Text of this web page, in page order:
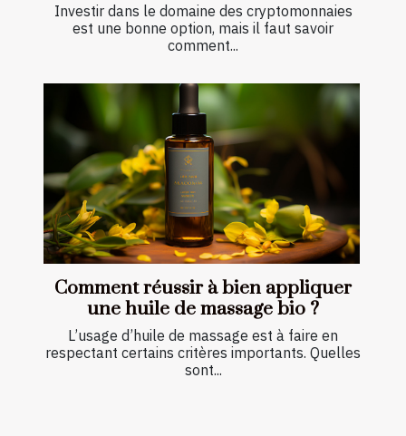
Investir dans le domaine des cryptomonnaies
est une bonne option, mais il faut savoir
comment...
Comment réussir à bien appliquer
une huile de massage bio ?
L’usage d’huile de massage est à faire en
respectant certains critères importants. Quelles
sont...